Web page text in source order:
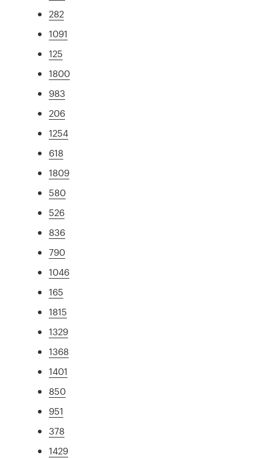
282
1091
125
1800
983
206
1254
618
1809
580
526
836
790
1046
165
1815
1329
1368
1401
850
951
378
1429